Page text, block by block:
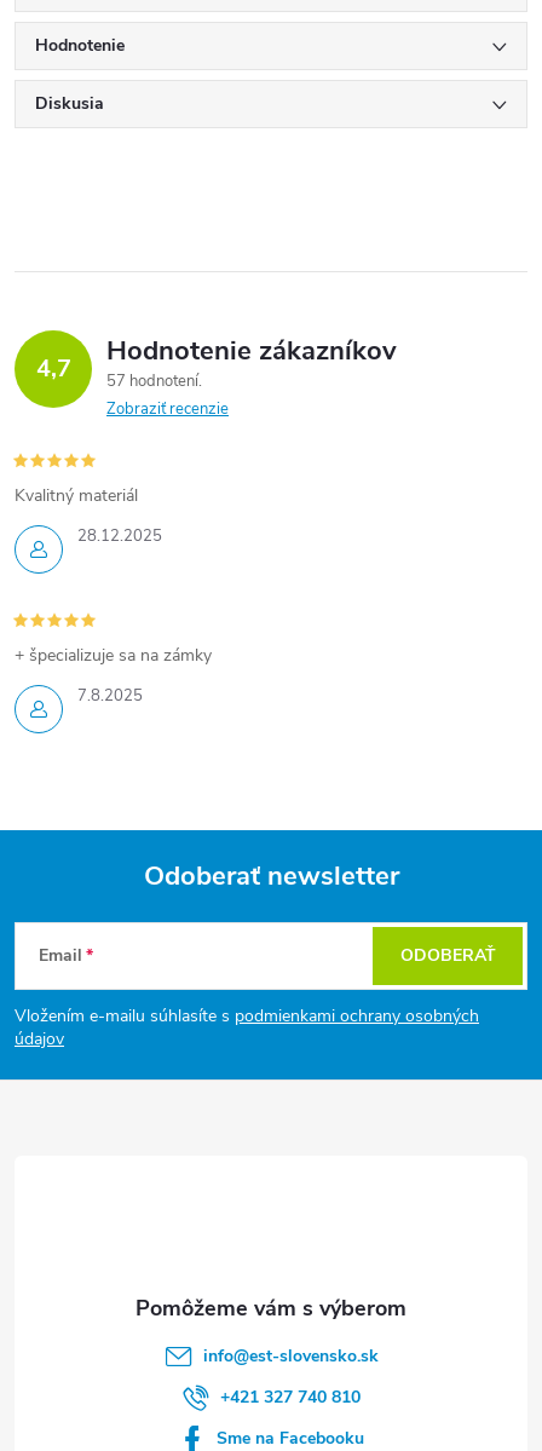
Hodnotenie
Diskusia
4,7 Hodnotenie zákazníkov
57 hodnotení
Zobraziť recenzie
28.12.2025
Kvalitný materiál
7.8.2025
+ špecializuje sa na zámky
Z
á
p
Odoberať newsletter
Email
Vložením e-mailu súhlasíte s podmienkami ochrany osobných
údajov
ODOBERAŤ
info@est-slovensko.sk
+421 327 740 810
Sme na Facebooku